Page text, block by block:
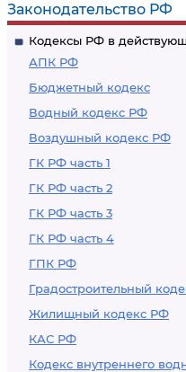
Законодательство РФ
Кодексы РФ в
АПК РФ
Бюджетный кодекс
Водный кодекс РФ
Воздушный кодекс РФ
ГК РФ часть 1
ГК РФ часть 2
ГК РФ часть 3
ГК РФ часть 4
ГПК РФ
Градостроительный
Жилищный кодекс РФ
КАС РФ
Кодекс внутреннего